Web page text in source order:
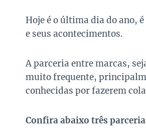
Hoje é o última dia do ano,
e seus acontecimentos.
A parceria entre marcas,
muito frequente,
conhecidas por fazerem
Confira abaixo três